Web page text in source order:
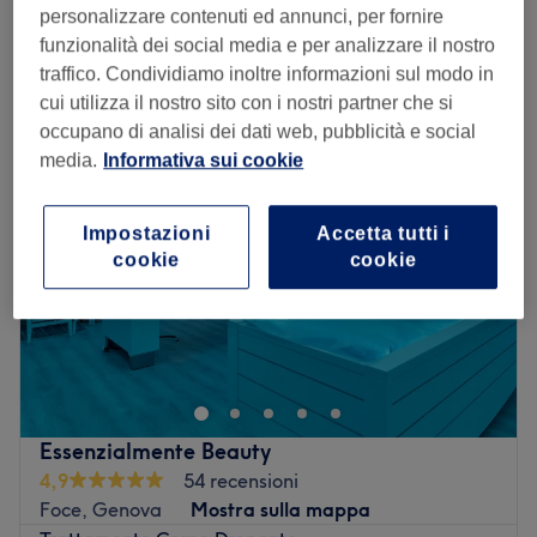
Visualizzazione rapida dei dettagli del salone
Lunedì 09:00– 20:00
Martedì
09:00– 20:00
Mercoledì
09:00 – 20:00
Giovedì
Venerdì
09:00–20:00
Sabato
09:00–20:00
Domenica
09:00–
Se vuoi concederti un attimo di relax e di spensieratezza,
il centro massaggi Entea, situato a Genova in zona San
Vincenzo, fa proprio al caso tuo.
Trasporto pubblico più vicino:
Il locale è facilmente raggiungibile con i mezzi pubblici e
si trova a solI 3 minuti a piedi dalla stazione Brignole
Il team:
Essenzialmente Beauty
4,9
54 recensioni
Foce, Genova
Mostra sulla mappa
personalizzare contenuti ed annunci, per fornire
funzionalità dei social media e per analizzare il nostro
traffico. Condividiamo inoltre informazioni sul modo in
cui utilizza il nostro sito con i nostri partner che si
occupano di analisi dei dati web, pubblicità e social
media. Informativa sui cookie
Accetta tutti i
cookie
Impostazioni
cookie